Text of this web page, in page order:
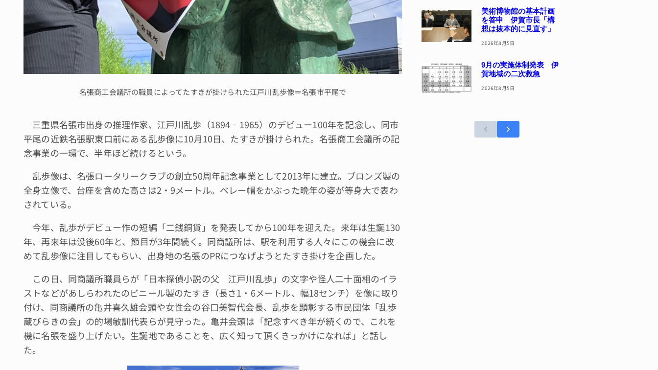
名張商工会議所の職員によってたすきが掛けられた江戸川乱歩像＝名張市平尾で
三重県名張市出身の推理作家、江戸川乱歩（1894‐1965）のデビュー100年を記念し、同市
平尾の近鉄名張駅東口前にある乱歩像に10月10日、たすきが掛けられた。名張商工会議所の記
念事業の一環で、半年ほど続けるという。
乱歩像は、名張ロータリークラブの創立50周年記念事業として2013年に建立。ブロンズ製の
全身立像で、台座を含めた高さは2・9メートル。ベレー帽をかぶった晩年の姿が等身大で表わ
されている。
今年、乱歩がデビュー作の短編「二銭銅貨」を発表してから100年を迎えた。来年は生誕130
年、再来年は没後60年と、節目が3年間続く。同商議所は、駅を利用する人々にこの機会に改
めて乱歩像に注目してもらい、出身地の名張のPRにつなげようとたすき掛けを企画した。
この日、同商議所職員らが「日本探偵小説の父 江戸川乱歩」の文字や怪人二十面相のイラ
ストなどがあしらわれたのビニール製のたすき（長さ1・6メートル、幅18センチ）を像に取り
付け、同商議所の亀井喜久雄会頭や女性会の谷口美智代会長、乱歩を顕彰する市民団体「乱歩
蔵びらきの会」の的場敏訓代表らが見守った。亀井会頭は「記念すべき年が続くので、これを
機に名張を盛り上げたい。生誕地であることを、広く知って頂くきっかけになれば」と話し
た。
美術博物館の基本計画
を答申 伊賀市長「構
想は抜本的に見直す」
2026年8月5日
9月の実施体制発表 伊
賀地域の二次救急
2026年8月5日